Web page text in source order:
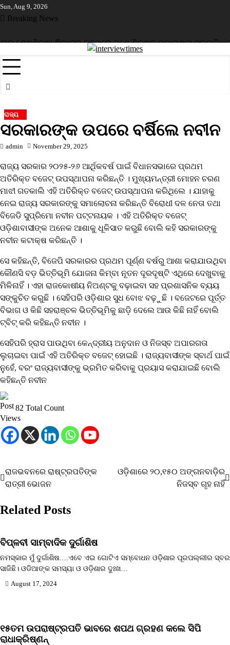
Skip
to
Sun, Aug 9, 2026
Breaking News
ଶେଷଶିକ୍ଷା ଵିଭାଗର ନଜରରେ ଜଣେ ଶିକ୍ଷକ ପଢ଼ାଉଥିବା ସ୍କୁଲ
ରାଜ୍ୟ
ସରକାରଙ୍କ ଉପରେ ବର୍ଷିଲେ ନବୀନ
admin November 29, 2025
ରାଜ୍ୟ ସରକାର ୨୦୨୫-୨୬ ଆର୍ଥିକବର୍ଷ ପାଇଁ ବିଧାନସଭାରେ ପ୍ରଥମ
ଅତିରିକ୍ତ ବଜେଟ୍ ଉପସ୍ଥାପନା କରିଛନ୍ତି । ମୁଖ୍ୟମନ୍ତ୍ରୀ ମୋହନ ଚରଣ
ମାଝୀ ଗତକାଲି ଏହି ଅତିରିକ୍ତ ବଜେଟ୍ ଉପସ୍ଥାପନା କରିଥିଲେ । ଯାହାକୁ
ନେଇ ରାଜ୍ୟ ସରକାରଙ୍କୁ ସମାଲୋଚନା କରିଛନ୍ତି ବିରୋଧୀ ଦଳ ନେତା ତଥା
ବିଜେଡି ସୁପ୍ରିମୋ ନବୀନ ପଟ୍ଟନାୟକ । ଏହି ଅତିରିକ୍ତ ବଜେଟ୍
ଓଡ଼ିଶାବାସୀଙ୍କ ଅନେକ ଆଶାକୁ ଧୂଳିସାତ କରୁଛି ବୋଲି କହି ସରକାରଙ୍କୁ
ନବୀନ କଟାକ୍ଷ କରିଛନ୍ତି ।
ସେ କହିଛନ୍ତି, ବିଜେପି ସରକାରର ପ୍ରଥମ ପୂର୍ଣ୍ଣ ବର୍ଷରୁ ଆଶା କରାଯାଉଥିବା
କୌଣସି ବଡ଼ ଭିତ୍ତିଭୂମି ଯୋଜନା କିମ୍ବା ନୂତନ ଦୂରଦୃଷ୍ଟି ଏଥିରେ ଦେଖୁବାକୁ
ମିଳିନାହିଁ । ଏହା ରାଜକୋଷୀୟ ନିଅଣ୍ଟକୁ ବଢ଼ାଇବା ସହ ପ୍ରଶାସନିକ ବ୍ୟୟ
ସଙ୍କୁଚିତ କରୁଛି । ସେହିପରି ଓଡ଼ିଶାର ସୁଧ ବୋଝ ବଢ଼ୁଛି । ବଜେଟରେ ପୂର୍ତ୍ତ
ବିଭାଗ ଓ କିଛି ସହରାଞ୍ଚଳ ଭିତ୍ତିଭୂମିକୁ ଛାଡ଼ି ଦେଲେ ଆଉ କିଛି ନାହିଁ ବୋଲି
ଟ୍ବିଟ୍ କରି କହିଛନ୍ତି ନବୀନ ।
ସେହିପରି ହ୍ରାସ ପାଉଥିବା କେନ୍ଦ୍ରୀୟ ଅନୁଦାନ ଓ ନିଜସ୍ବ ଅପାରଗତା
ଲୁଚାଇବା ପାଇଁ ଏହି ଅତିରିକ୍ତ ବଜେଟ୍ ହୋଇଛି । ରାଜ୍ୟବାସୀଙ୍କ ସ୍ବାର୍ଥ ପାଇଁ
ନୁହେଁ, ବରଂ ରାଜ୍ୟବାସୀଙ୍କୁ ଭ୍ରମିତ କରିବାକୁ ପ୍ରୟାସ କରାଯାଇଛି ବୋଲି
କହିଛନ୍ତି ନବୀନ
82 Total Count
Post
navigation
ରାଜଭବନରେ ରାଷ୍ଟ୍ରପତିଙ୍କ
ରାତ୍ରୀ ଭୋଜନ
ଓଡ଼ିଶାରେ ୨୦,୧୫୦ ଅଙ୍ଗନବାଡ଼ିର
ନିଜସ୍ବ ଗୃହ ନାହିଁ
Related Posts
ବିପ୍ଳବୀ ସାମ୍ବାଦିକ ଦୁର୍ଗାଶିଷ
ନମସ୍କାର ମୁଁ ଦୁର୍ଗାଶିଷ….ଏବେ ଏଇ ଗୋଟିଏ ସମ୍ବୋଧନ ଓଡ଼ିଶାର ପୂରପଲ୍ଲୀର ସ୍ବର
ସାଜିଛି। ଓଡିଆଙ୍କ ସମସ୍ୟା ଓ ଓଡ଼ିଶାର ଦୁଃଖ…
August 17, 2024
୧୫ତମ ଉପରାଷ୍ଟ୍ରପତି ଭାବରେ ଶପଥ ଗ୍ରହଣ କଲେ ସିପି
ରାଧାକ୍ରିଷ୍ଣନ୍